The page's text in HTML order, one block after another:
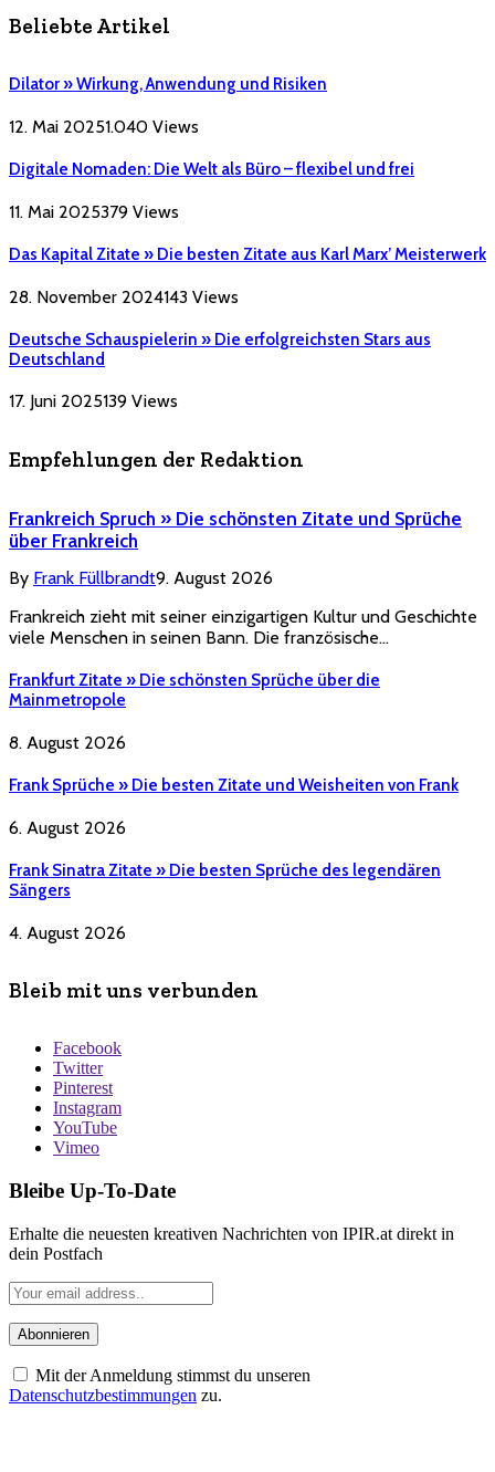
Beliebte Artikel
Dilator » Wirkung, Anwendung und Risiken
12. Mai 20251.040 Views
Digitale Nomaden: Die Welt als Büro – flexibel und frei
11. Mai 2025379 Views
Das Kapital Zitate » Die besten Zitate aus Karl Marx’ Meisterwerk
28. November 2024143 Views
Deutsche Schauspielerin » Die erfolgreichsten Stars aus
Deutschland
17. Juni 2025139 Views
Empfehlungen der Redaktion
Frankreich Spruch » Die schönsten Zitate und Sprüche
über Frankreich
By Frank Füllbrandt9. August 2026
Frankreich zieht mit seiner einzigartigen Kultur und Geschichte
viele Menschen in seinen Bann. Die französische…
Frankfurt Zitate » Die schönsten Sprüche über die
Mainmetropole
8. August 2026
Frank Sprüche » Die besten Zitate und Weisheiten von Frank
6. August 2026
Frank Sinatra Zitate » Die besten Sprüche des legendären
Sängers
4. August 2026
Bleib mit uns verbunden
Facebook
Twitter
Pinterest
Instagram
YouTube
Vimeo
Bleibe Up-To-Date
Erhalte die neuesten kreativen Nachrichten von IPIR.at direkt in
dein Postfach
Mit der Anmeldung stimmst du unseren
Datenschutzbestimmungen zu.